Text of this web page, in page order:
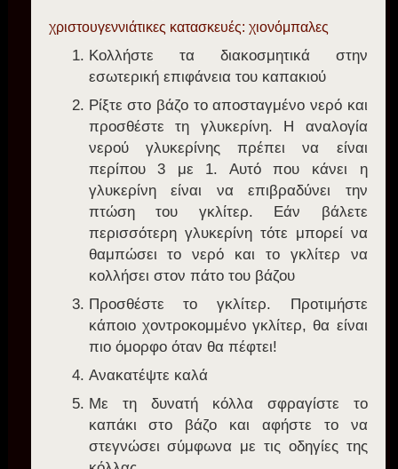
χριστουγεννιάτικες κατασκευές: χιονόμπαλες
Κολλήστε τα διακοσμητικά στην
εσωτερική επιφάνεια του καπακιού
Ρίξτε στο βάζο το αποσταγμένο νερό και
προσθέστε τη γλυκερίνη. Η αναλογία
νερού γλυκερίνης πρέπει να είναι
περίπου 3 με 1. Αυτό που κάνει η
γλυκερίνη είναι να επιβραδύνει την
πτώση του γκλίτερ. Εάν βάλετε
περισσότερη γλυκερίνη τότε μπορεί να
θαμπώσει το νερό και το γκλίτερ να
κολλήσει στον πάτο του βάζου
Προσθέστε το γκλίτερ. Προτιμήστε
κάποιο χοντροκομμένο γκλίτερ, θα είναι
πιο όμορφο όταν θα πέφτει!
Ανακατέψτε καλά
Με τη δυνατή κόλλα σφραγίστε το
καπάκι στο βάζο και αφήστε το να
στεγνώσει σύμφωνα με τις οδηγίες της